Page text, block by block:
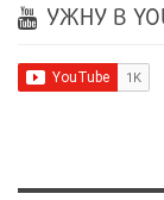
УЖНУ В